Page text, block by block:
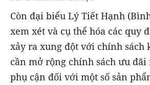
Còn đại biểu Lý Tiết Hạnh
xem xét và cụ thể hóa các quy
xảy ra xung đột với chính sách
cần mở rộng chính sách ưu
phụ cận đối với một số sản